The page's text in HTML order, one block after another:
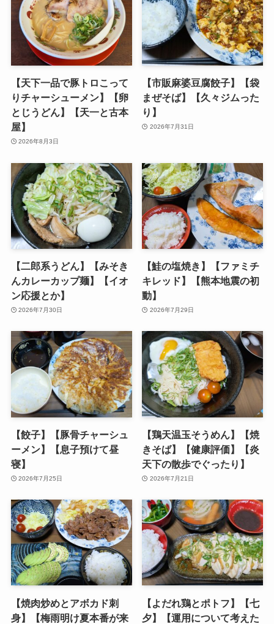
【天下一品で豚トロこって
りチャーシューメン】【卵
とじうどん】【天一と古本
屋】
2026年8月3日
【市販麻婆豆腐餃子】【袋
まぜそば】【久々ジムった
り】
2026年7月31日
【二郎系うどん】【みそき
んカレーカップ麺】【イオ
ン応援とか】
2026年7月30日
【鮭の塩焼き】【ファミチ
キレッド】【熊本地震の初
動】
2026年7月29日
【餃子】【豚骨チャーシュ
ーメン】【息子預けて昼
寝】
2026年7月25日
【鶏天温玉そうめん】【焼
きそば】【健康評価】【炎
天下の散歩でぐったり】
2026年7月21日
【焼肉炒めとアボカド刺
身】【梅雨明け夏本番が来
【よだれ鶏とポトフ】【七
夕】【運用について考えた